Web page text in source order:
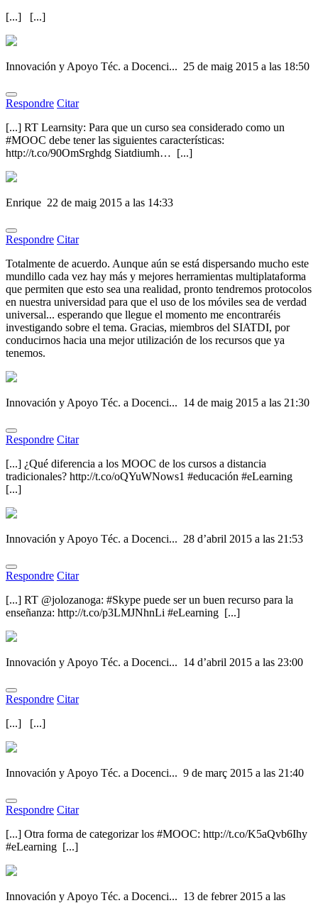
[...] [...]
Innovación y Apoyo Téc. a Docenci... 25 de maig 2015 a las 18:50
Respondre Citar
[...] RT Learnsity: Para que un curso sea considerado como un
#MOOC debe tener las siguientes características:
http://t.co/90OmSrghdg Siatdiumh… [...]
Enrique 22 de maig 2015 a las 14:33
Respondre Citar
Totalmente de acuerdo. Aunque aún se está dispersando mucho este
mundillo cada vez hay más y mejores herramientas multiplataforma
que permiten que esto sea una realidad, pronto tendremos protocolos
en nuestra universidad para que el uso de los móviles sea de verdad
universal... esperando que llegue el momento me encontraréis
investigando sobre el tema. Gracias, miembros del SIATDI, por
conducirnos hacia una mejor utilización de los recursos que ya
tenemos.
Innovación y Apoyo Téc. a Docenci... 14 de maig 2015 a las 21:30
Respondre Citar
[...] ¿Qué diferencia a los MOOC de los cursos a distancia
tradicionales? http://t.co/oQYuWNows1 #educación #eLearning
[...]
Innovación y Apoyo Téc. a Docenci... 28 d’abril 2015 a las 21:53
Respondre Citar
[...] RT @jolozanoga: #Skype puede ser un buen recurso para la
enseñanza: http://t.co/p3LMJNhnLi #eLearning [...]
Innovación y Apoyo Téc. a Docenci... 14 d’abril 2015 a las 23:00
Respondre Citar
[...] [...]
Innovación y Apoyo Téc. a Docenci... 9 de març 2015 a las 21:40
Respondre Citar
[...] Otra forma de categorizar los #MOOC: http://t.co/K5aQvb6Ihy
#eLearning [...]
Innovación y Apoyo Téc. a Docenci... 13 de febrer 2015 a las